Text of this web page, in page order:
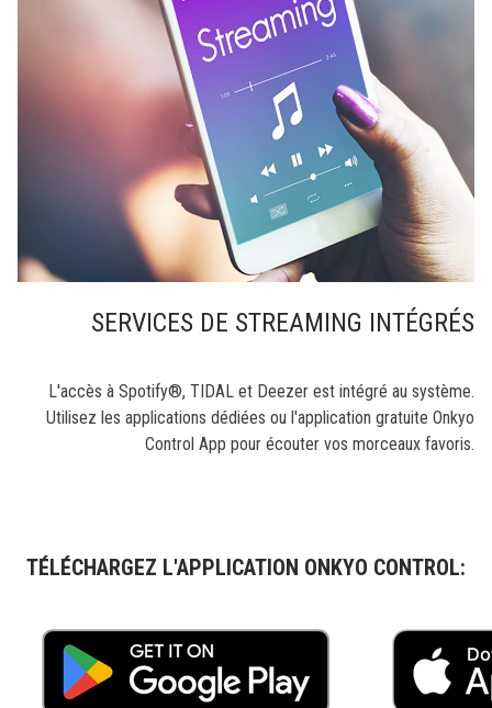
SERVICES DE STREAMING INTÉGRÉS
L'accès à Spotify®, TIDAL et Deezer est intégré au système.
Utilisez les applications dédiées ou l'application gratuite Onkyo
Control App pour écouter vos morceaux favoris.
TÉLÉCHARGEZ L'APPLICATION ONKYO CONTROL: